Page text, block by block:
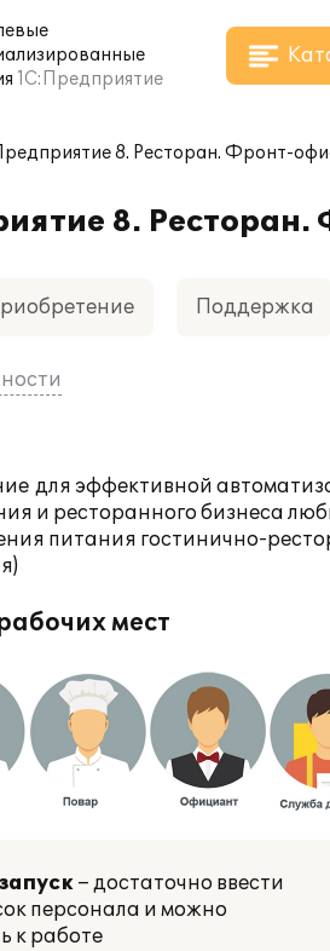
1С:Предприятие
8. Ресторан. Фронт-
8.
Поддержка
для эффективной
и ресторанного бизнеса
питания гостинично-
мест
– достаточно ввести
персонала и можно
к работе